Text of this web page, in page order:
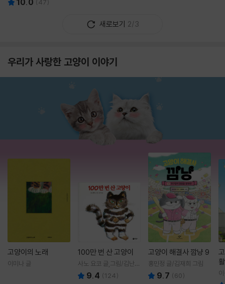
10.0 (47)
새로보기 2/3
우리가 사랑한 고양이 이야기
고양이의 노래
이미나 글
100만 번 산 고양이
사노 요코 글,그림/김난주
역 9.4 (124)
고양이 해결사 깜냥 9
홍민정 글/김재희 그림
9.7 (60)